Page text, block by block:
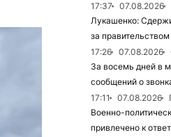
17:37
07.08.2026
Лукашенко:
за правительством
17:26
07.08.2026
За восемь дней в
сообщений о
17:11
07.08.2026
Военно-
привлечено к